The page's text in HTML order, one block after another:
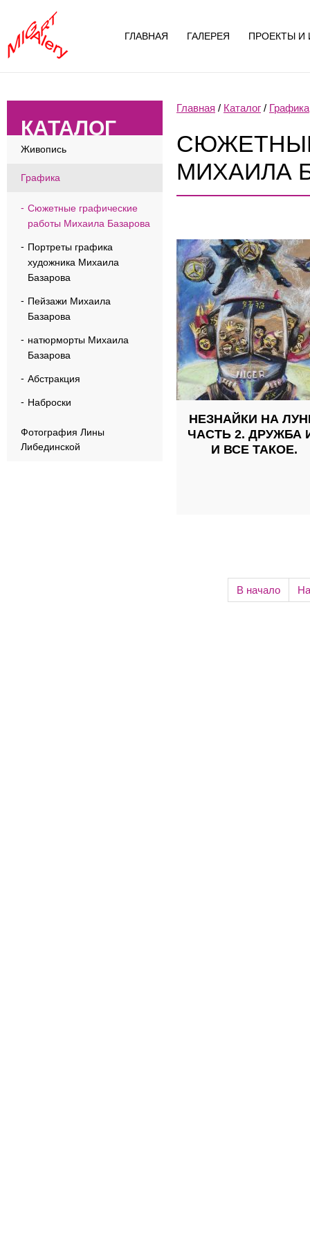
ГЛАВНАЯ ГАЛЕРЕЯ ПРОЕКТЫ И
КАТАЛОГ
Живопись
Графика
Сюжетные графические
работы Михаила Базарова
Портреты графика
художника Михаила
Базарова
Пейзажи Михаила
Базарова
натюрморты Михаила
Базарова
Абстракция
Наброски
Фотография Лины
Либединской
Главная / Каталог / Графика
МИХАИЛА
НЕЗНАЙКИ НА
ЧАСТЬ 2. ДРУЖБА
И ВСЕ ТАКОЕ.
В начало